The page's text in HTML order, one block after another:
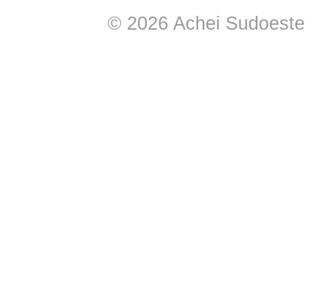
© 2026 Achei